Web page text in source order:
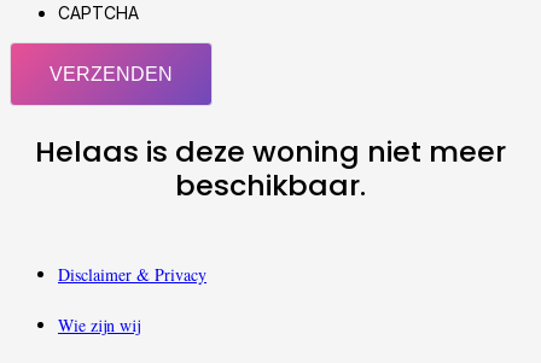
CAPTCHA
Helaas is deze woning niet meer
beschikbaar.
Disclaimer & Privacy
Wie zijn wij